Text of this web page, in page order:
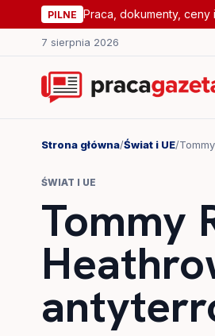
PILNE Praca, dokumenty, ceny
7 sierpnia 2026
Strona główna/Świat i UE/
ŚWIAT I UE
Tommy